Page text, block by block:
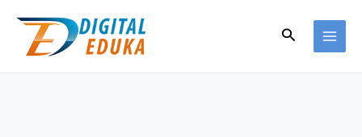
content
Search